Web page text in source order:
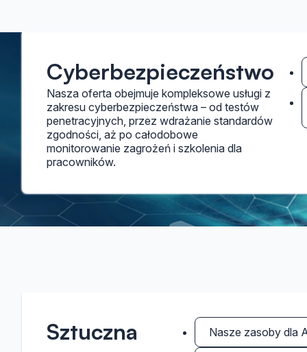
Cyberbezpieczeństwo
Nasza oferta obejmuje kompleksowe usługi z
zakresu cyberbezpieczeństwa – od testów
penetracyjnych, przez wdrażanie standardów
zgodności, aż po całodobowe
monitorowanie zagrożeń i szkolenia dla
pracowników.
Sztuczna
Nasze zasoby dla